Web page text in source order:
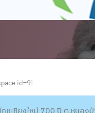
id=9]